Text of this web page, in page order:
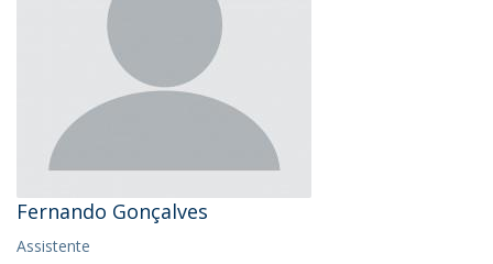
Fernando Gonçalves
Assistente